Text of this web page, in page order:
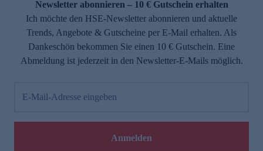
Newsletter abonnieren – 10 € Gutschein erhalten
Ich möchte den HSE-Newsletter abonnieren und aktuelle
Trends, Angebote & Gutscheine per E-Mail erhalten. Als
Dankeschön bekommen Sie einen 10 € Gutschein. Eine
Abmeldung ist jederzeit in den Newsletter-E-Mails möglich.
E-Mail-Adresse eingeben
Anmelden